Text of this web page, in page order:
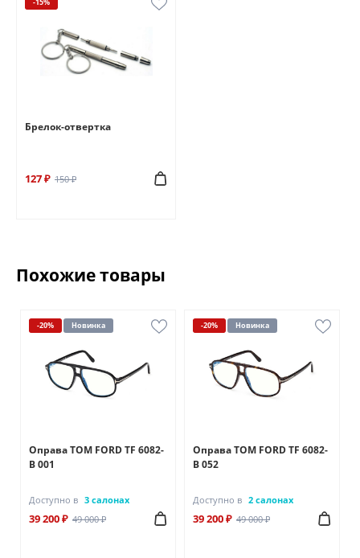
Брелок-отвертка
127 ₽ 150 ₽
Похожие товары
-20% Новинка
Оправа TOM FORD TF 6082-
B 001
Доступно в 3 салонах
39 200 ₽ 49 000 ₽
-20% Новинка
Оправа TOM FORD TF 6082-
B 052
Доступно в 2 салонах
39 200 ₽ 49 000 ₽